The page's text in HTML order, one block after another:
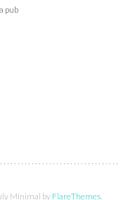
pub
Minimal by FlareThemes